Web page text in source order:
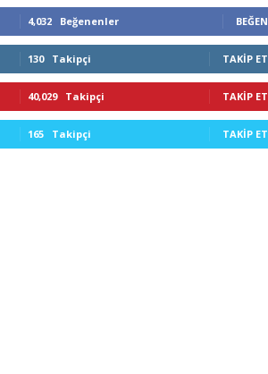
4,032 Beğenenler BEĞEN
130 Takipçi TAKIP ET
40,029 Takipçi TAKIP ET
165 Takipçi TAKIP ET